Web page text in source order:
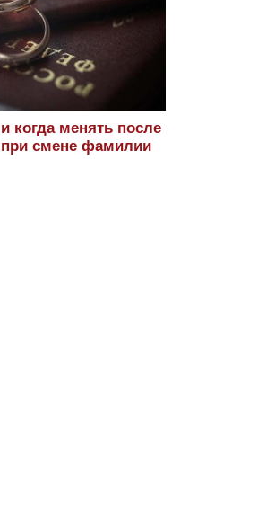
когда менять после
при смене фамилии